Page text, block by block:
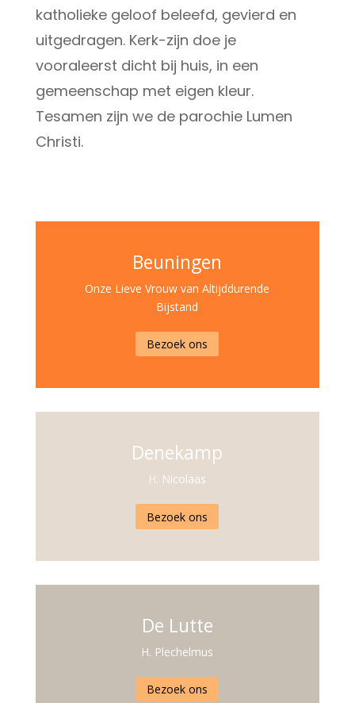
katholieke geloof beleefd, gevierd en
uitgedragen. Kerk-zijn doe je
vooraleerst dicht bij huis, in een
gemeenschap met eigen kleur.
Tesamen zijn we de parochie Lumen
Christi.
Beuningen
Onze Lieve Vrouw van Altijddurende
Bijstand
Bezoek ons
Denekamp
H. Nicolaas
Bezoek ons
De Lutte
H. Plechelmus
Bezoek ons